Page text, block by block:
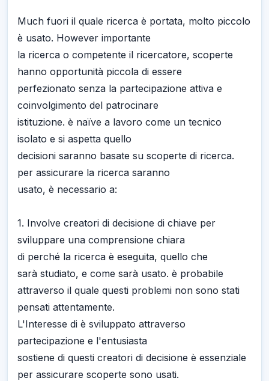
Much fuori il quale ricerca è portata, molto piccolo
è usato. However importante
la ricerca o competente il ricercatore, scoperte
hanno opportunità piccola di essere
perfezionato senza la partecipazione attiva e
coinvolgimento del patrocinare
istituzione. è naïve a lavoro come un tecnico
isolato e si aspetta quello
decisioni saranno basate su scoperte di ricerca.
per assicurare la ricerca saranno
usato, è necessario a:
1. Involve creatori di decisione di chiave per
sviluppare una comprensione chiara
di perché la ricerca è eseguita, quello che
sarà studiato, e come sarà usato. è probabile
attraverso il quale questi problemi non sono stati
pensati attentamente.
L'Interesse di è sviluppato attraverso
partecipazione e l'entusiasta
sostiene di questi creatori di decisione è essenziale
per assicurare scoperte sono usati.